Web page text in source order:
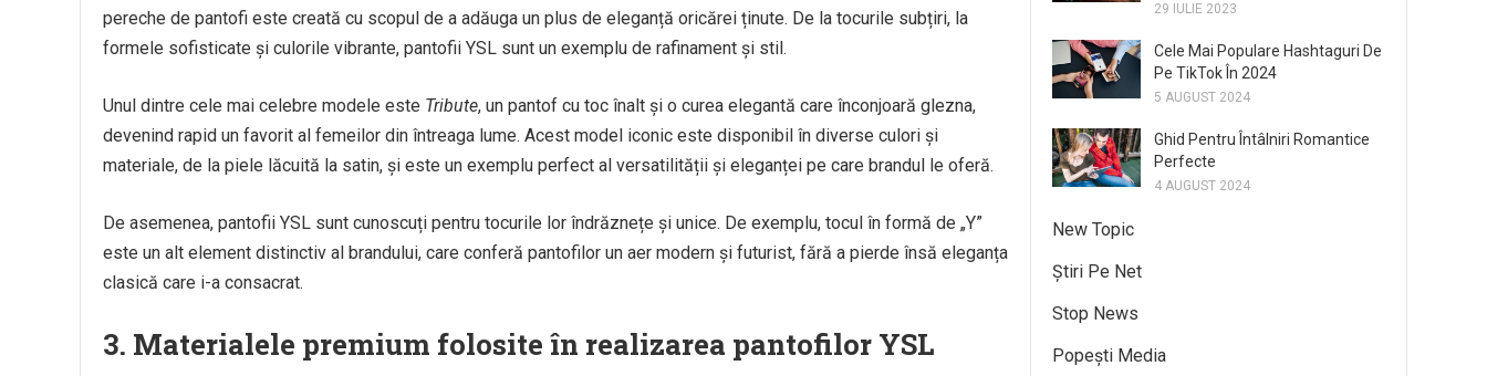
pereche de pantofi este creată cu scopul de a adăuga un plus de eleganță oricărei ținute. De la tocurile subțiri, la
formele sofisticate și culorile vibrante, pantofii YSL sunt un exemplu de rafinament și stil.
Unul dintre cele mai celebre modele este Tribute, un pantof cu toc înalt și o curea elegantă care înconjoară glezna,
devenind rapid un favorit al femeilor din întreaga lume. Acest model iconic este disponibil în diverse culori și
materiale, de la piele lăcuită la satin, și este un exemplu perfect al versatilității și eleganței pe care brandul le oferă.
De asemenea, pantofii YSL sunt cunoscuți pentru tocurile lor îndrăznețe și unice. De exemplu, tocul în formă de „Y”
este un alt element distinctiv al brandului, care conferă pantofilor un aer modern și futurist, fără a pierde însă eleganța
clasică care i-a consacrat.
3. Materialele premium folosite în realizarea pantofilor YSL
29 IULIE 2023
Cele Mai Populare Hashtaguri De
Pe TikTok În 2024
5 AUGUST 2024
Ghid Pentru Întâlniri Romantice
Perfecte
4 AUGUST 2024
New Topic
Știri Pe Net
Stop News
Popești Media